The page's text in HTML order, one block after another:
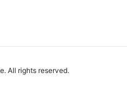
All rights reserved.